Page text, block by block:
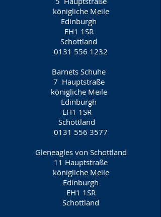
königliche Meile
Edinburgh
EH1 1SR
Schottland
0131 556 1232
Barnets Schuhe
7 Hauptstraße
königliche Meile
Edinburgh
EH1 1SR
Schottland
0131 556 3577
Gleneagles von Schottland
11 Hauptstraße
königliche Meile
Edinburgh
EH1 1SR
Schottland